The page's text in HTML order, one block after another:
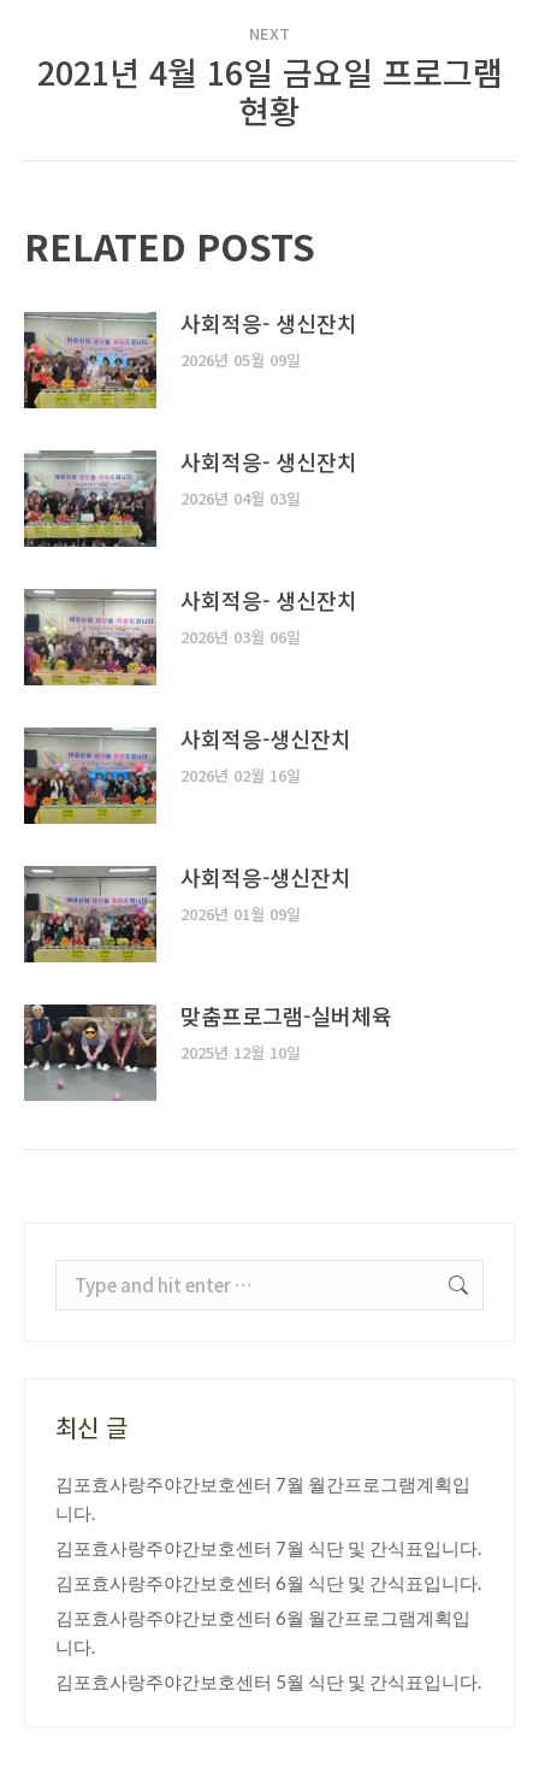
NEXT
Next
post:
2021년 4월 16일 금요일 프로그램
현황
RELATED POSTS
사회적응- 생신잔치
2026년 05월 09일
사회적응- 생신잔치
2026년 04월 03일
사회적응- 생신잔치
2026년 03월 06일
사회적응-생신잔치
2026년 02월 16일
사회적응-생신잔치
2026년 01월 09일
맞춤프로그램-실버체육
2025년 12월 10일
Search:
최신 글
김포효사랑주야간보호센터 7월 월간프로그램계획입
니다.
김포효사랑주야간보호센터 7월 식단 및 간식표입니다.
김포효사랑주야간보호센터 6월 식단 및 간식표입니다.
김포효사랑주야간보호센터 6월 월간프로그램계획입
니다.
김포효사랑주야간보호센터 5월 식단 및 간식표입니다.